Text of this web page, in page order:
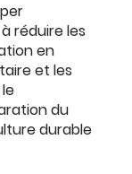
réduire les
en
et les
du
durable